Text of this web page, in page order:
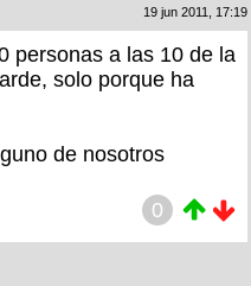
19 jun 2011, 17:19
personas a las 10 de la
solo porque ha
de nosotros
0